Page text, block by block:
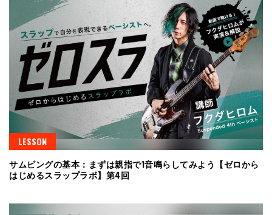
LESSON
サムピングの基本：まずは親指で1音鳴らしてみよう【ゼロから
はじめるスラップラボ】第4回